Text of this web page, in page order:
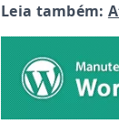
Leia também: